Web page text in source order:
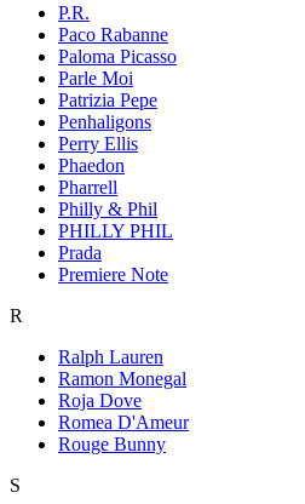
P.R.
Paco Rabanne
Paloma Picasso
Parle Moi
Patrizia Pepe
Penhaligons
Perry Ellis
Phaedon
Pharrell
Philly & Phil
PHILLY PHIL
Prada
Premiere Note
R
Ralph Lauren
Ramon Monegal
Roja Dove
Romea D'Ameur
Rouge Bunny
S